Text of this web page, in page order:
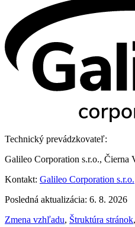
Technický prevádzkovateľ:
Galileo Corporation s.r.o., Čierna
Kontakt: Galileo Corporation s.r.o.
Posledná aktualizácia: 6. 8. 2026
Zmena vzhľadu, Štruktúra stránok,